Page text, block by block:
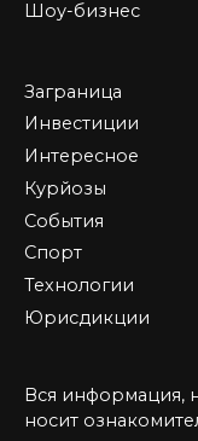
Шоу-бизнес
Заграница
Инвестиции
Интересное
Курйозы
События
Спорт
Технологии
Юрисдикции
Вся информация,
носит